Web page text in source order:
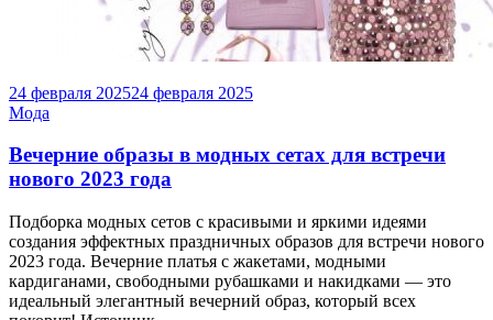
24 февраля 202524 февраля 2025
Мода
Вечерние образы в модных сетах для встречи
нового 2023 года
Подборка модных сетов с красивыми и яркими идеями
создания эффектных праздничных образов для встречи нового
2023 года. Вечерние платья с жакетами, модными
кардиганами, свободными рубашками и накидками — это
идеальный элегантный вечерний образ, который всех